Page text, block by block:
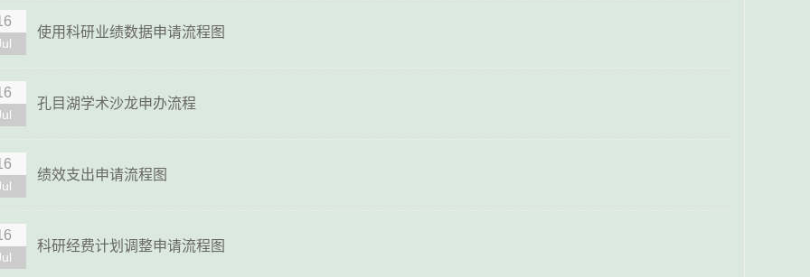
使用科研业绩数据申请流程图
孔目湖学术沙龙申办流程
绩效支出申请流程图
科研经费计划调整申请流程图